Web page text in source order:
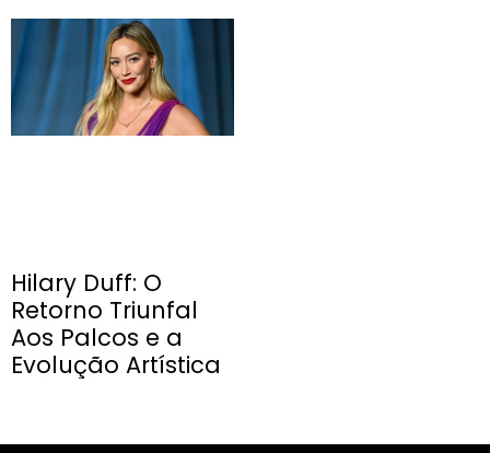
Hilary Duff: O
Retorno Triunfal
Aos Palcos e a
Evolução Artística